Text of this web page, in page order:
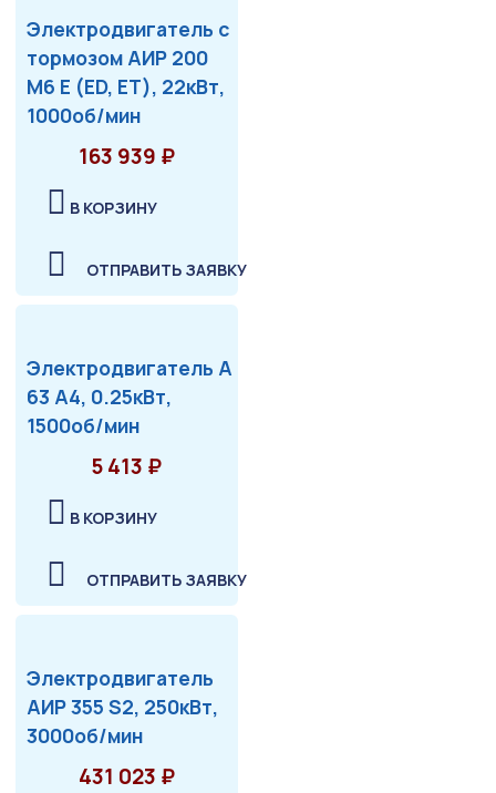
Электродвигатель с
тормозом АИР 200
М6 Е (ED, ET), 22кВт,
1000об/мин
163 939 ₽
В КОРЗИНУ
ОТПРАВИТЬ ЗАЯВКУ
Электродвигатель А
63 А4, 0.25кВт,
1500об/мин
5 413 ₽
В КОРЗИНУ
ОТПРАВИТЬ ЗАЯВКУ
Электродвигатель
АИР 355 S2, 250кВт,
3000об/мин
431 023 ₽